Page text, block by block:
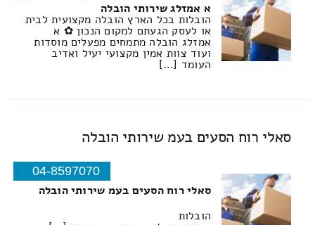
א אמזלג שירותי הובלה
הובלות בכל הארץ הובלה מקצועית לבית
או לעסק הגעתם למקום הנכון ✿ א
אמזלג הובלה מתמחים מפעלים מוסדות
ועוד צוות אמין מקצועי יעיל ואדיב
העומד […]
סאלי רוח הסעים בעמ שירותי הובלה
04-8597070
סאלי רוח הסעים בעמ שירותי הובלה
הובלות